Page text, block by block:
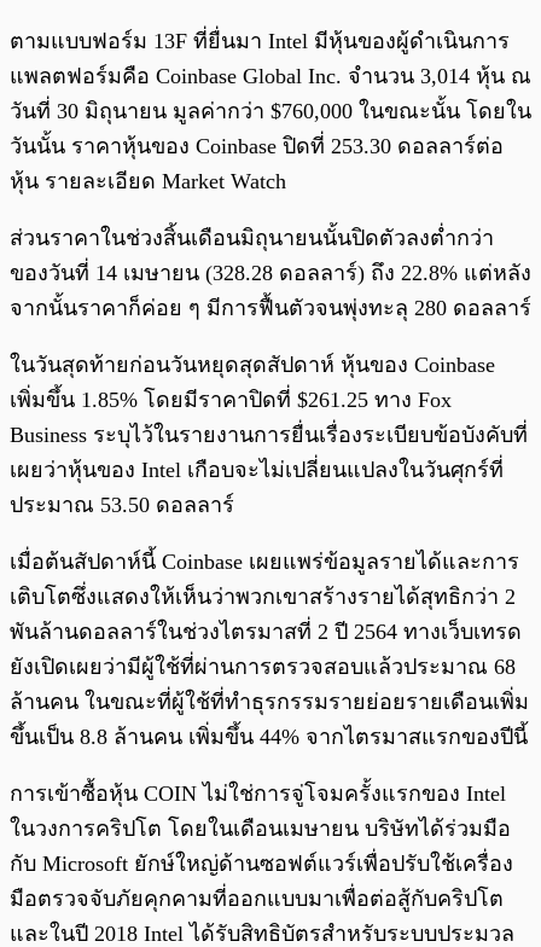
ตามแบบฟอร์ม 13F ที่ยื่นมา Intel มีหุ้นของผู้ดำเนินการ
แพลตฟอร์มคือ Coinbase Global Inc. จำนวน 3,014 หุ้น ณ
วันที่ 30 มิถุนายน มูลค่ากว่า $760,000 ในขณะนั้น โดยใน
วันนั้น ราคาหุ้นของ Coinbase ปิดที่ 253.30 ดอลลาร์ต่อ
หุ้น รายละเอียด Market Watch
ส่วนราคาในช่วงสิ้นเดือนมิถุนายนนั้นปิดตัวลงต่ำกว่า
ของวันที่ 14 เมษายน (328.28 ดอลลาร์) ถึง 22.8% แต่หลัง
จากนั้นราคาก็ค่อย ๆ มีการฟื้นตัวจนพุ่งทะลุ 280 ดอลลาร์
ในวันสุดท้ายก่อนวันหยุดสุดสัปดาห์ หุ้นของ Coinbase
เพิ่มขึ้น 1.85% โดยมีราคาปิดที่ $261.25 ทาง Fox
Business ระบุไว้ในรายงานการยื่นเรื่องระเบียบข้อบังคับที่
เผยว่าหุ้นของ Intel เกือบจะไม่เปลี่ยนแปลงในวันศุกร์ที่
ประมาณ 53.50 ดอลลาร์
เมื่อต้นสัปดาห์นี้ Coinbase เผยแพร่ข้อมูลรายได้และการ
เติบโตซึ่งแสดงให้เห็นว่าพวกเขาสร้างรายได้สุทธิกว่า 2
พันล้านดอลลาร์ในช่วงไตรมาสที่ 2 ปี 2564 ทางเว็บเทรด
ยังเปิดเผยว่ามีผู้ใช้ที่ผ่านการตรวจสอบแล้วประมาณ 68
ล้านคน ในขณะที่ผู้ใช้ที่ทำธุรกรรมรายย่อยรายเดือนเพิ่ม
ขึ้นเป็น 8.8 ล้านคน เพิ่มขึ้น 44% จากไตรมาสแรกของปีนี้
การเข้าซื้อหุ้น COIN ไม่ใช่การจู่โจมครั้งแรกของ Intel
ในวงการคริปโต โดยในเดือนเมษายน บริษัทได้ร่วมมือ
กับ Microsoft ยักษ์ใหญ่ด้านซอฟต์แวร์เพื่อปรับใช้เครื่อง
มือตรวจจับภัยคุกคามที่ออกแบบมาเพื่อต่อสู้กับคริปโต
และในปี 2018 Intel ได้รับสิทธิบัตรสำหรับระบบประมวล